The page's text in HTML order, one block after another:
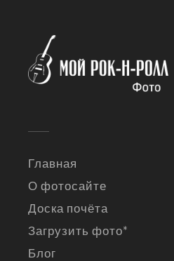
Главная
О фотосайте
Доска почёта
Загрузить фото*
Блог